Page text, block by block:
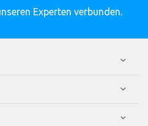
Experten verbunden.